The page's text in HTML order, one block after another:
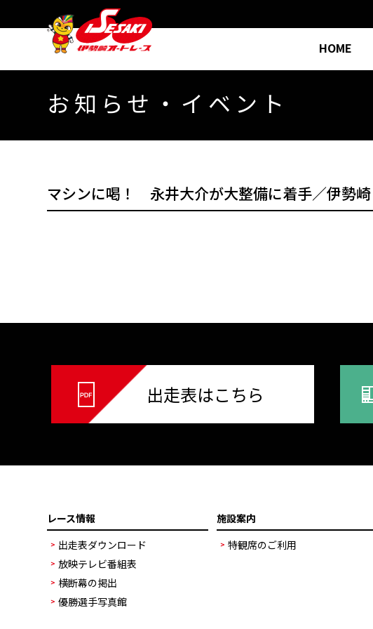
HOME
お知らせ・イベント
マシンに喝！ 永井大介が大整備に着手／伊勢崎
出走表はこちら
レース情報
出走表ダウンロード
放映テレビ番組表
横断幕の掲出
優勝選手写真館
施設案内
特観席のご利用